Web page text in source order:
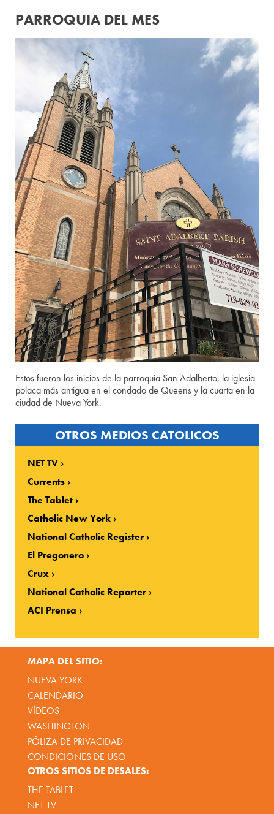
PARROQUIA DEL MES
Estos fueron los inicios de la parroquia San Adalberto, la iglesia
polaca más antigua en el condado de Queens y la cuarta en la
ciudad de Nueva York.
OTROS MEDIOS CATOLICOS
NET TV
Currents
The Tablet
Catholic New York
National Catholic Register
El Pregonero
Crux
National Catholic Reporter
ACI Prensa
MAPA DEL SITIO:
NUEVA YORK
CALENDARIO
VÍDEOS
WASHINGTON
PÓLIZA DE PRIVACIDAD
CONDICIONES DE USO
OTROS SITIOS DE DESALES:
THE TABLET
NET TV